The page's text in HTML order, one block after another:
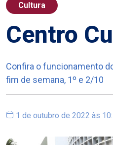
Cultura
Centro
Confira o funcionamento
fim de semana, 1º e 2/10
1 de outubro de 2022 às